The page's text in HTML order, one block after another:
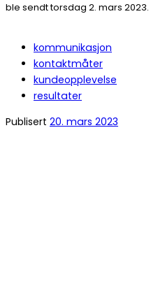
ble sendt torsdag 2. mars 2023.
kommunikasjon
kontaktmåter
kundeopplevelse
resultater
Publisert 20. mars 2023